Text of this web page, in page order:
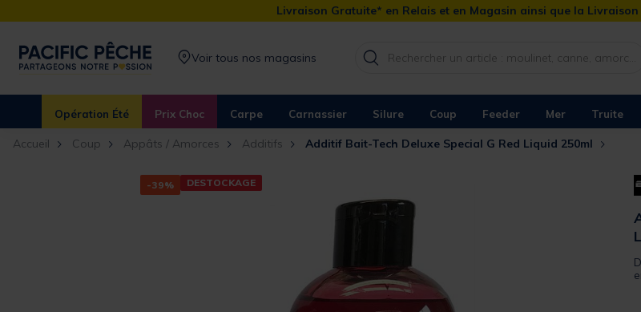
Livraison Gratuite* en Relais et en Magasin ainsi que la
Voir tous nos magasins
Opération Été Prix Choc Carpe Carnassier Silure Coup Feeder Mer Truite
Accueil Coup Appâts / Amorces Additifs Additif Bait-Tech Deluxe Special G Red Liquid 250ml
-39% DESTOCKAGE